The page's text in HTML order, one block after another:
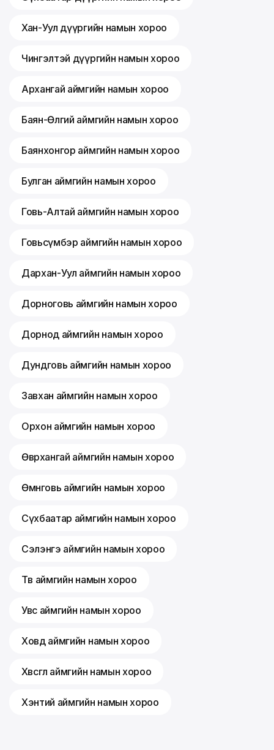
Хан-Уул дүүргийн намын хороо
Чингэлтэй дүүргийн намын хороо
Архангай аймгийн намын хороо
Баян-Өлгий аймгийн намын хороо
Баянхонгор аймгийн намын хороо
Булган аймгийн намын хороо
Говь-Алтай аймгийн намын хороо
Говьсүмбэр аймгийн намын хороо
Дархан-Уул аймгийн намын хороо
Дорноговь аймгийн намын хороо
Дорнод аймгийн намын хороо
Дундговь аймгийн намын хороо
Завхан аймгийн намын хороо
Орхон аймгийн намын хороо
Өвөрхангай аймгийн намын хороо
Өмнөговь аймгийн намын хороо
Сүхбаатар аймгийн намын хороо
Сэлэнгэ аймгийн намын хороо
Төв аймгийн намын хороо
Увс аймгийн намын хороо
Ховд аймгийн намын хороо
Хөвсгөл аймгийн намын хороо
Хэнтий аймгийн намын хороо